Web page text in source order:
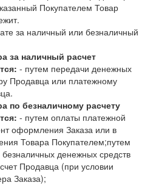
Покупателем Товар
за наличный или безналичный
за наличный расчет
- путем передачи денежных
Продавца или платежному
по безналичному расчету
- путем оплаты платежной
оформления Заказа или в
Товара Покупателем;путем
денежных средств
Продавца (при условии
Заказа);